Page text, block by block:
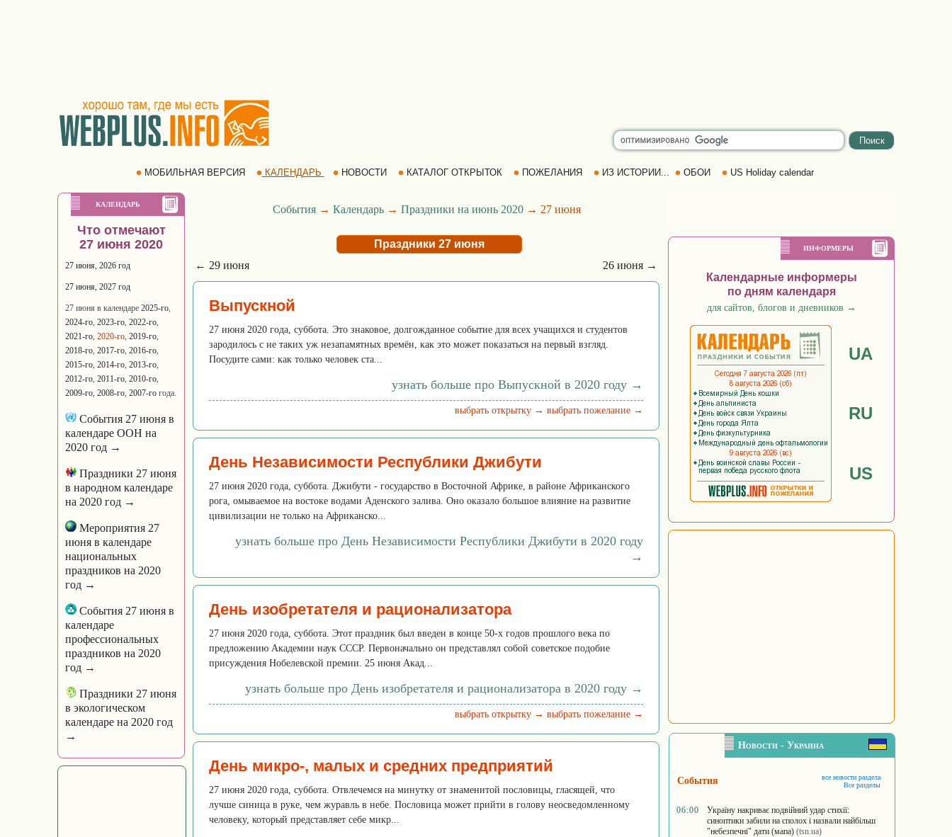
МОБИЛЬНАЯ ВЕРСИЯ КАЛЕНДАРЬ НОВОСТИ КАТАЛОГ ОТКРЫТОК ПОЖЕЛАНИЯ ИЗ ИСТОРИИ... ОБОИ US Holiday calendar
КАЛЕНДАРЬ
Что отмечают
27 июня 2020
27 июня, 2026 год
27 июня, 2027 год
27 июня в календаре 2025-го,
2024-го, 2023-го, 2022-го,
2021-го, 2020-го, 2019-го,
2018-го, 2017-го, 2016-го,
2015-го, 2014-го, 2013-го,
2012-го, 2011-го, 2010-го,
2009-го, 2008-го, 2007-го года.
События 27 июня в
календаре ООН на
2020 год →
Праздники 27 июня
в народном календаре
на 2020 год →
Мероприятия 27
июня в календаре
национальных
праздников на 2020
год →
События 27 июня в
календаре
профессиональных
праздников на 2020
год →
Праздники 27 июня
в экологическом
календаре на 2020 год
→
События→ Календарь→ Праздники на июнь 2020→ 27 июня
Праздники 27 июня
← 29 июня
26 июня →
Выпускной
27 июня 2020 года, суббота. Это знаковое, долгожданное событие для всех учащихся и студентов
зародилось с не таких уж незапамятных времён, как это может показаться на первый взгляд.
Посудите сами: как только человек ста...
узнать больше про Выпускной в 2020 году →
выбрать открытку → выбрать пожелание →
День Независимости Республики Джибути
27 июня 2020 года, суббота. Джибути - государство в Восточной Африке, в районе Африканского
рога, омываемое на востоке водами Аденского залива. Оно оказало большое влияние на развитие
цивилизации не только на Африканско...
узнать больше про День Независимости Республики Джибути в 2020 году
→
День изобретателя и рационализатора
27 июня 2020 года, суббота. Этот праздник был введен в конце 50-х годов прошлого века по
предложению Академии наук СССР. Первоначально он представлял собой советское подобие
присуждения Нобелевской премии. 25 июня Акад...
узнать больше про День изобретателя и рационализатора в 2020 году →
выбрать открытку → выбрать пожелание →
День микро-, малых и средних предприятий
27 июня 2020 года, суббота. Отвлечемся на минутку от знаменитой пословицы, гласящей, что
лучше синица в руке, чем журавль в небе. Пословица может прийти в голову неосведомленному
человеку, который представляет себе микр...
ИНФОРМЕРЫ
Календарные информеры
по дням календаря
для сайтов, блогов и дневников →
UA
RU
US
Новости - Украина
События
все новости раздела
Все разделы
06:00
Україну накриває подвійний удар стихії:
синоптики забили на сполох і назвали найбільш
"небезпечні" дати (мапа) (tsn.ua)